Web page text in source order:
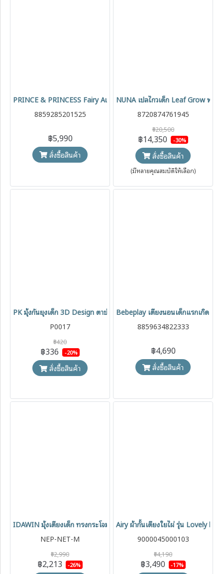
PRINCE & PRINCESS Fairy Auto Swing เก้าอี้เปลไกวไฟฟ้า 2-in-1 กล่
8859285201525
฿5,990
สั่งซื้อสินค้า
NUNA เปลไกวเด็ก Leaf Grow พร้
8720874761945
฿20,500
฿14,350 -30%
สั่งซื้อสินค้า
(มีหลายคุณสมบัติให้เลือก)
PK มุ้งกันยุงเด็ก 3D Design ตาข่ายกันแมลง ใช้ได้กับรถเข็น เตียง และเก้
P0017
฿420
฿336 -20%
สั่งซื้อสินค้า
Bebeplay เตียงนอนเด็กแรกเกิด เป
8859634822333
฿4,690
สั่งซื้อสินค้า
IDAWIN มุ้งเตียงเด็ก ทรงกระโจม ปรับความสูงได้ กันยุง กันแมลง พร้อมโม
NEP-NET-M
฿2,990
฿2,213 -26%
Airy ผ้ากั้นเตียงใยไผ่ รุ่น Lovely
9000045000103
฿4,190
฿3,490 -17%